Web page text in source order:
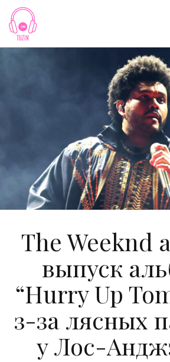
Skip
content
The Weeknd
выпуск
“Hurry Up
з-за лясных
у Лос-